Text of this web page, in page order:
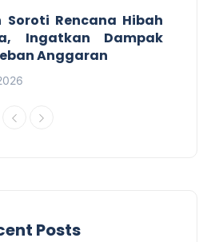
Soroti Rencana Hibah
Ingatkan Dampak
Anggaran
Posts